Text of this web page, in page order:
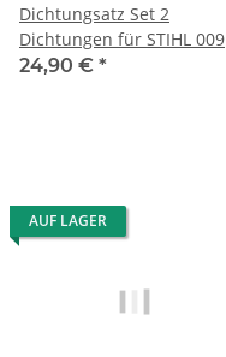
Dichtungsatz Set 2
Dichtungen für STIHL 009
010 011 012 Dichtsatz
24,90 € *
AUF LAGER